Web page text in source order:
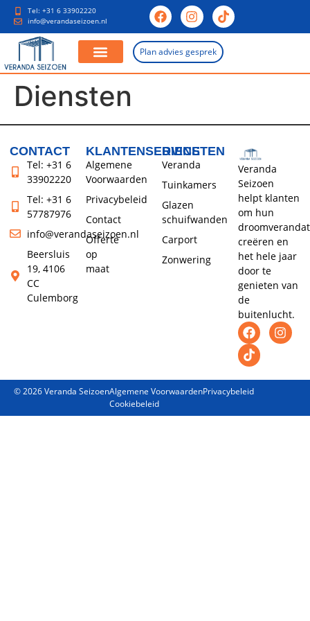
Tel: +31 6 33902220
info@verandaseizoen.nl
Plan advies gesprek
Diensten
CONTACT
Tel: +31 6
33902220
Tel: +31 6
57787976
info@verandaseizoen.nl
Beersluis
19, 4106
CC
Culemborg
KLANTENSERVICE
Algemene
Voorwaarden
Privacybeleid
Contact
Offerte
op
maat
DIENSTEN
Veranda
Tuinkamers
Glazen
schuifwanden
Carport
Zonwering
Veranda
Seizoen
helpt klanten
om hun
creëren en
het hele jaar
door te
genieten van
de
buitenlucht.
© 2026 Veranda SeizoenAlgemene VoorwaardenPrivacybeleid
Cookiebeleid